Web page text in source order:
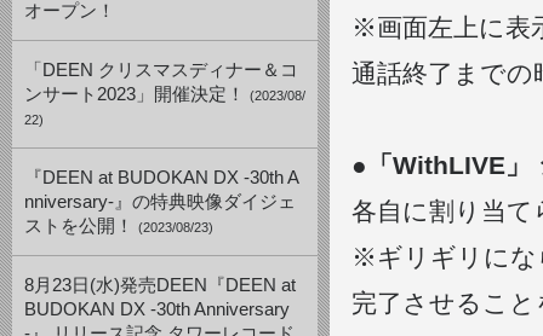
オープン！
「DEEN クリスマスディナー＆コ
ンサート2023」開催決定！
(2023/08/
22)
『DEEN at BUDOKAN DX -30th A
nniversary-』の特典映像ダイジェ
ストを公開！
(2023/08/23)
8月23日(水)発売DEEN『DEEN at
BUDOKAN DX -30th Anniversary
※画面左上に表
通話終了まで
●「WithLIVE」
各自に割り当て
※ギリギリにな
完了させるこ